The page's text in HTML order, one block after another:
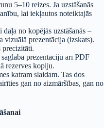
5–10 reizes. Ja uzstāšanās
lai iekļautos noteiktajās
no kopējās uzstāšanās –
vizuālā prezentācija (izskats).
precizitāti.
saglabā prezentāciju arī PDF
rezerves kopiju.
katram slaidam. Tas dos
gan no aizmāršības, gan no